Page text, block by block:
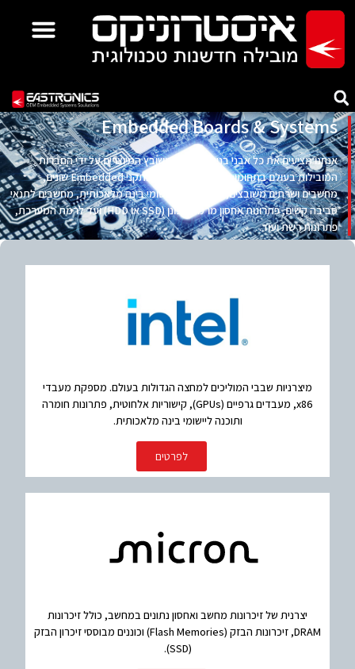
Embedded Boards & Systems
אנחנו מציעים את כל אבני בניין למחשוב משובץ המיוצרים על ידי החברות
המובילות בעולם בתחומן: מעבדים, כרטיסים בתקני Embedded שונים,
מחשבים ושרתים משובצים, שרתי GPU ליישומי בינה מלאכותית, מחשבים לתנאי
סביבה קשים, פתרונות אחסון מרמת הכונן (SSD או HDD) ועד לרמת המערכת,
פתרונות רשת ועוד.
מיצרניות שבבי המוליכים למחצה הגדולות בעולם. מספקת מעבדי
x86, מעבדים גרפיים (GPUs), קישוריות אלחוטית, פתרונות חומרה
ותוכנה ליישומי בינה מלאכותית.
לפרטים
יצרנית של זיכרונות מחשב ואחסון נתונים במחשב, כולל זיכרונות
DRAM, זיכרונות הבזק (Flash Memories) וכוננים מבוססי זיכרון הבזק
(SSD).